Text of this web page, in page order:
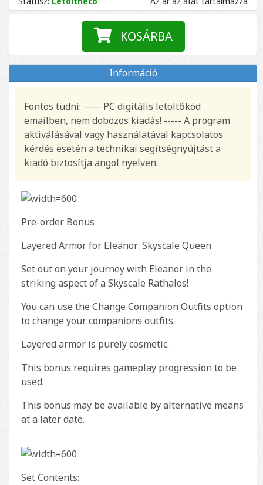
KOSÁRBA
Információ
Fontos tudni: ----- PC digitális letöltőkód
emailben, nem dobozos kiadás! ----- A program
aktiválásával vagy használatával kapcsolatos
kérdés esetén a technikai segítségnyújtást a
kiadó biztosítja angol nyelven.
Pre-order Bonus
Layered Armor for Eleanor: Skyscale Queen
Set out on your journey with Eleanor in the
striking aspect of a Skyscale Rathalos!
You can use the Change Companion Outfits option
to change your companions outfits.
Layered armor is purely cosmetic.
This bonus requires gameplay progression to be
used.
This bonus may be available by alternative means
at a later date.
Set Contents: